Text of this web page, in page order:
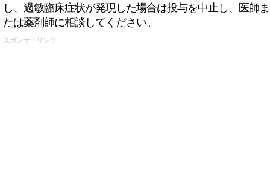
し、過敏臨床症状が発現した場合は投与を中止し、医師ま
たは薬剤師に相談してください。
スポンサーリンク